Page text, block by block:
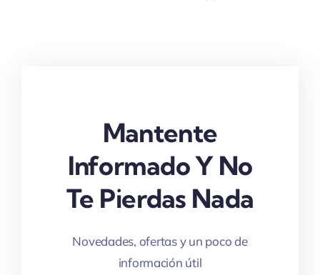
Mantente
Informado Y No
Te Pierdas Nada
Novedades, ofertas y un poco de
información útil